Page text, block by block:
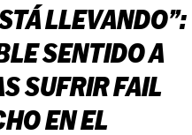
LLEVANDO”:
SENTIDO A
SUFRIR FAIL
EN EL